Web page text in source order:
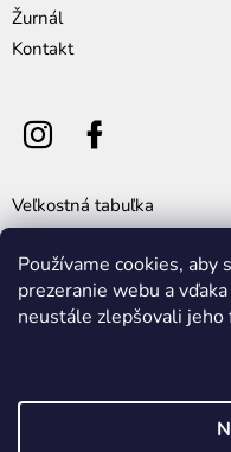
Používame cookies,
prezeranie webu a
neustále zlepšovali
Žurnál
Kontakt
Veľkostná tabuľka
Všeobecné obchodné
Výmena, vrátenie a
Cookie policy
Ochrana osobných údajov